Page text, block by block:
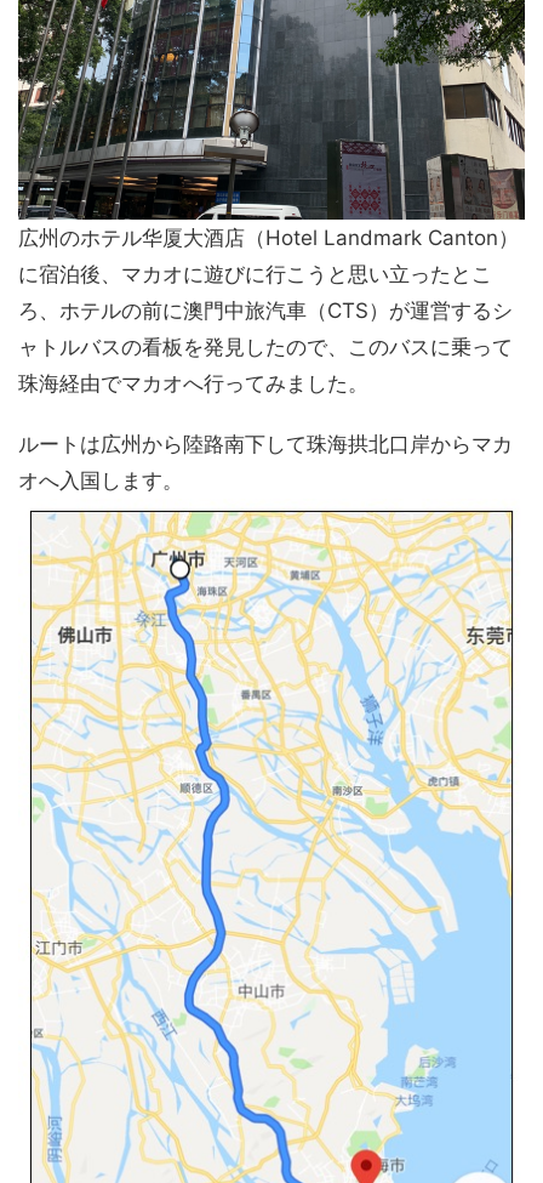
広州のホテル华厦大酒店（Hotel Landmark Canton）
に宿泊後、マカオに遊びに行こうと思い立ったとこ
ろ、ホテルの前に澳門中旅汽車（CTS）が運営するシ
ャトルバスの看板を発見したので、このバスに乗って
珠海経由でマカオへ行ってみました。
ルートは広州から陸路南下して珠海拱北口岸からマカ
オへ入国します。